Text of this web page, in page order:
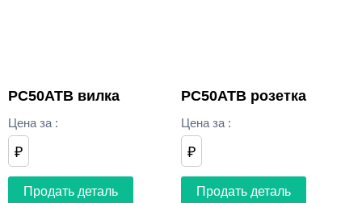
РС50АТВ вилка
Цена за :
₽
Продать деталь
РС50АТВ розетка
Цена за :
₽
Продать деталь